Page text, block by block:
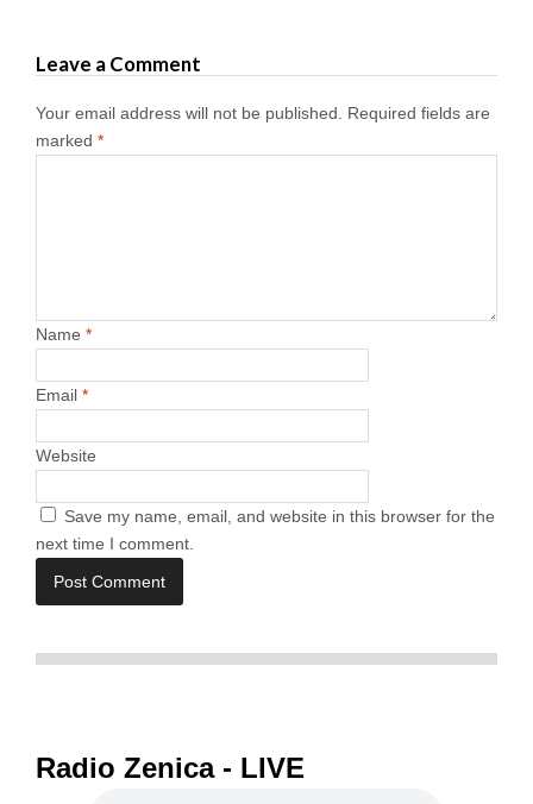
Leave a Comment
Your email address will not be published.
Required fields are
marked *
Name *
Email *
Website
Save my name, email, and website in this browser for the
next time I comment.
Radio Zenica - LIVE